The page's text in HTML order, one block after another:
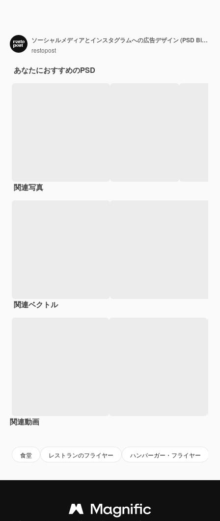
ソーシャルメディアとインスタグラムへの広告デザイン (PSD Big Burger Food Restaurant Promotional Design for Social Media and Instagram Post Template)
restopost
あなたにおすすめのPSD
関連写真
関連ベクトル
関連動画
食堂 レストランのフライヤー ハンバーガー・フライヤー